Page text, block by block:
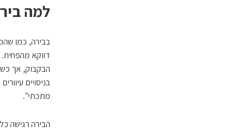
למה
בבירה, כמו
דווקא מהפחית.
הבקבוק, אך
בניסויים
מתכתי".
הבירה רגישה